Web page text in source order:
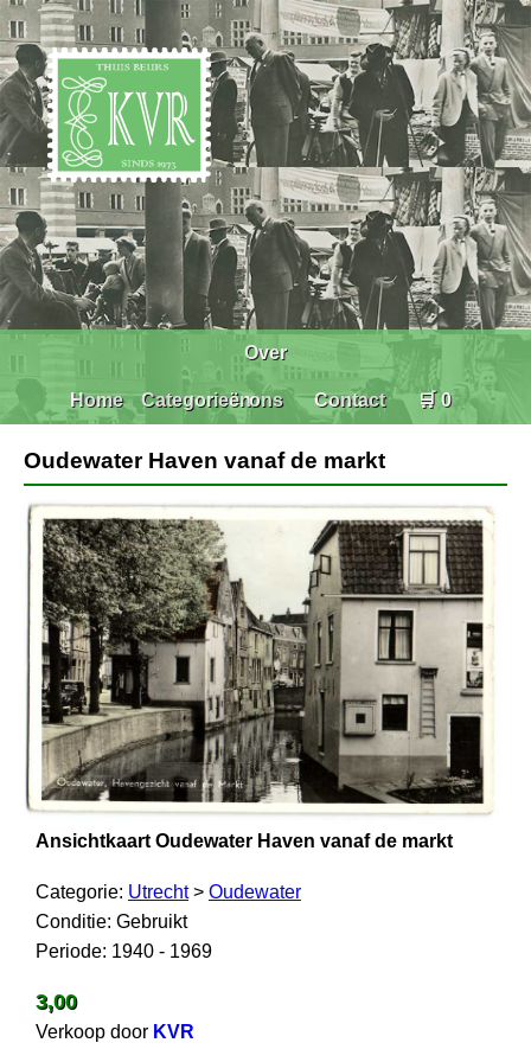
Home Categorieën
Over
ons Contact 🛒 0
Oudewater Haven vanaf de markt
Ansichtkaart Oudewater Haven vanaf de markt
Categorie: Utrecht> Oudewater
Conditie: Gebruikt
Periode: 1940 - 1969
3,00
Verkoop door KVR